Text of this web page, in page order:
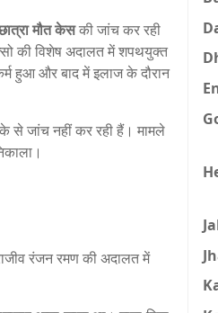
मौत केसकी जांच कर रही
की विशेष अदालत में शपथयुक्त
हुआ और बाद में इलाज के दौरान
से जांच नहीं कर रही हैं। मामले
रंजन रमण की अदालत में